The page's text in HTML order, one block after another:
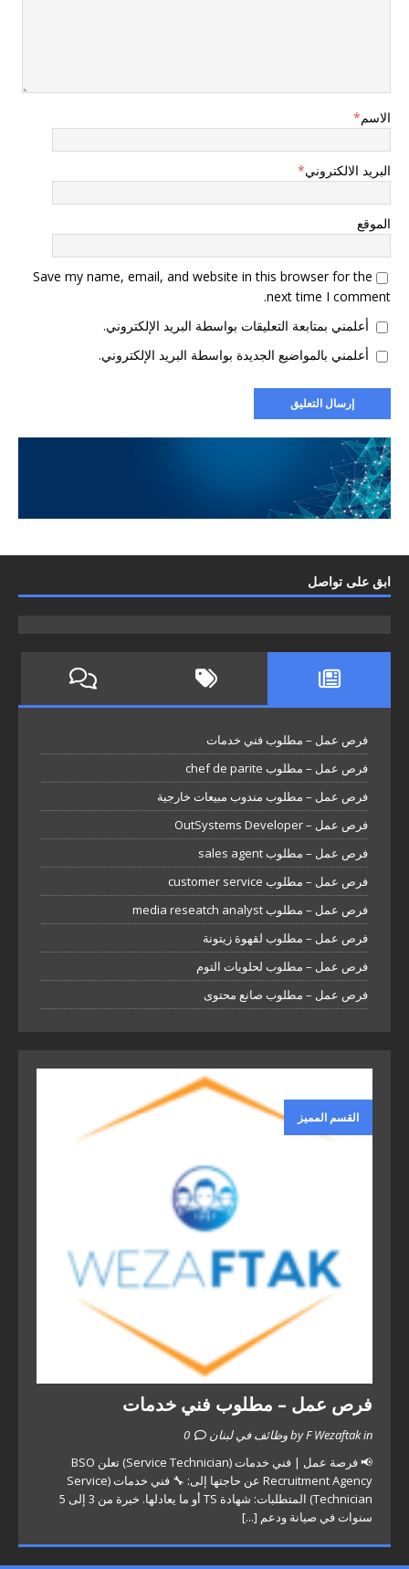
الاسم*
البريد الالكتروني*
الموقع
Save my name, email, and website in this browser for the
next time I comment.
أعلمني بمتابعة التعليقات بواسطة البريد الإلكتروني.
أعلمني بالمواضيع الجديدة بواسطة البريد الإلكتروني.
ابق على تواصل
فرص عمل – مطلوب فني خدمات
فرص عمل – مطلوب chef de parite
فرص عمل – مطلوب مندوب مبيعات خارجية
فرص عمل – OutSystems Developer
فرص عمل – مطلوب sales agent
فرص عمل – مطلوب customer service
فرص عمل – مطلوب media reseatch analyst
فرص عمل – مطلوب لقهوة زيتونة
فرص عمل – مطلوب لحلويات التوم
فرص عمل – مطلوب صانع محتوى
القسم المميز
فرص عمل – مطلوب فني خدمات
by F Wezaftak in وظائف في لبنان
0
📢 فرصة عمل | فني خدمات (Service Technician) تعلن BSO
Recruitment Agency عن حاجتها إلى: 🔧 فني خدمات (Service
Technician) المتطلبات: شهادة TS أو ما يعادلها. خبرة من 3 إلى 5
سنوات في صيانة ودعم [...]